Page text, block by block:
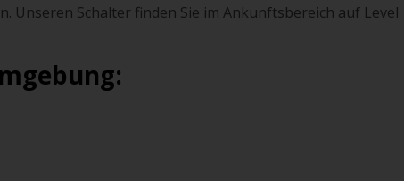
Unseren Schalter finden Sie im Ankunftsbereich auf Level